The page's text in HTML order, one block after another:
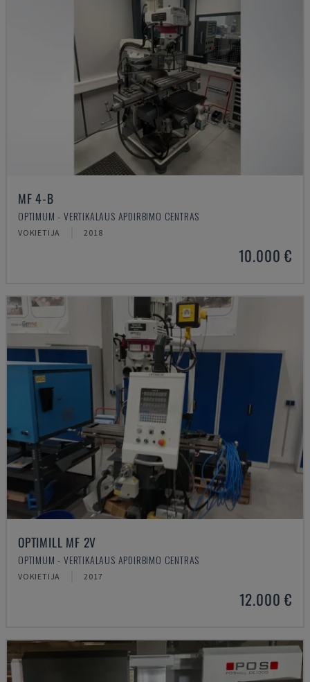
MF 4-B
OPTIMUM - VERTIKALAUS APDIRBIMO CENTRAS
VOKIETIJA 2018
10.000 €
OPTIMILL MF 2V
OPTIMUM - VERTIKALAUS APDIRBIMO CENTRAS
VOKIETIJA 2017
12.000 €